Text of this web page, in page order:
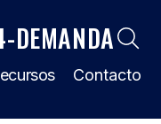
Contacto